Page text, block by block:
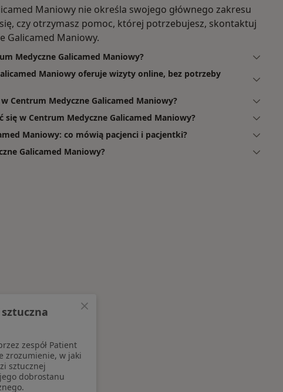
Maniowy nie określa swojego głównego zakresu
czy otrzymasz pomoc, której potrzebujesz, skontaktuj
Galicamed Maniowy.
Medyczne Galicamed Maniowy?
Maniowy oferuje wizyty online, bez potrzeby
Centrum Medyczne Galicamed Maniowy?
się w Centrum Medyczne Galicamed Maniowy?
Maniowy: co mówią pacjenci i pacjentki?
Galicamed Maniowy?
zespół Patient
zrozumienie, w jaki
sztucznej
dobrostanu